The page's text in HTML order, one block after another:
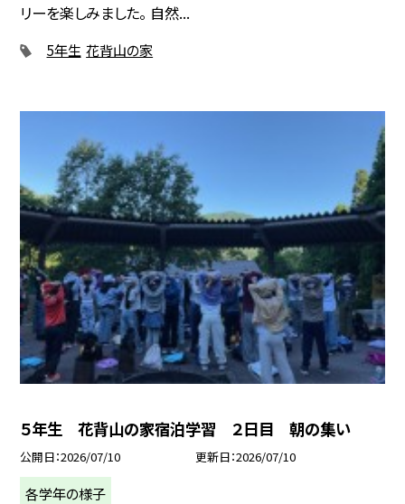
リーを楽しみました。 自然...
5年生 花背山の家
５年生 花背山の家宿泊学習 ２日目 朝の集い
公開日 2026/07/10 更新日 2026/07/10
各学年の様子